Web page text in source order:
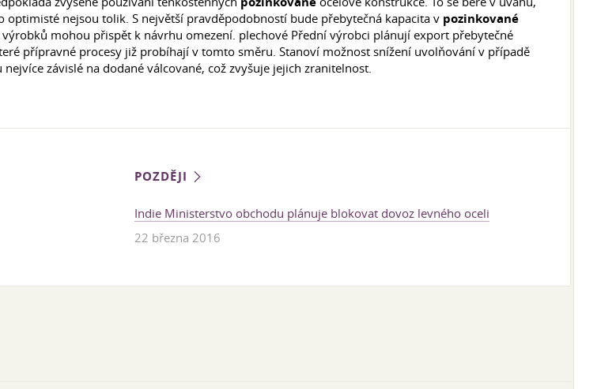
nejsou tolik. S největší pravděpodobností bude přebytečná kapacita v pozinkované
výrobků mohou přispět k návrhu omezení. plechové Přední výrobci plánují export přebytečné
přípravné procesy již probíhají v tomto směru. Stanoví možnost snížení uvolňování v případě
závislé na dodané válcované, což zvyšuje jejich zranitelnost.
POZDĚJI
Indie Ministerstvo obchodu plánuje blokovat dovoz levného oceli
22 března 2016